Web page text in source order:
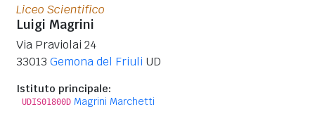
Liceo Scientifico
Luigi Magrini
Via Praviolai 24
33013 Gemona del Friuli UD
Istituto principale:
UDIS01800D Magrini Marchetti